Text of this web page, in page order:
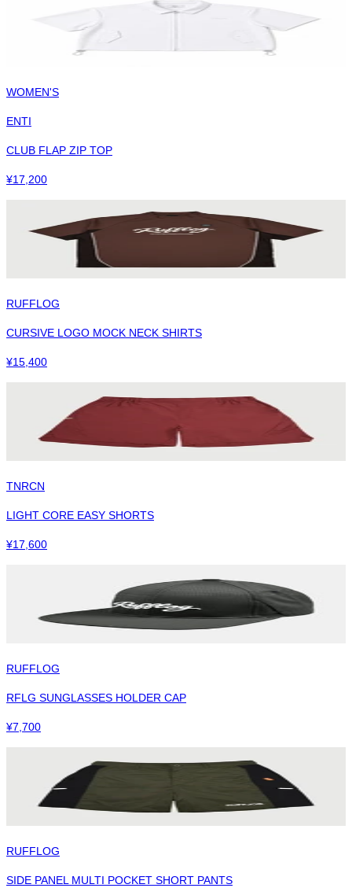
WOMEN'S
ENTI
CLUB FLAP ZIP TOP
¥17,200
RUFFLOG
CURSIVE LOGO MOCK NECK SHIRTS
¥15,400
TNRCN
LIGHT CORE EASY SHORTS
¥17,600
RUFFLOG
RFLG SUNGLASSES HOLDER CAP
¥7,700
RUFFLOG
SIDE PANEL MULTI POCKET SHORT PANTS